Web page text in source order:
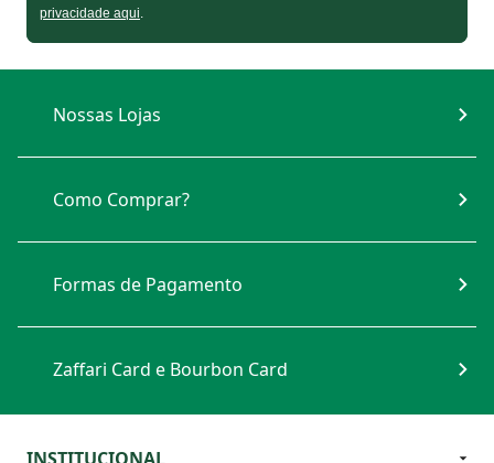
Como Comprar?
Formas de Pagamento
Zaffari Card e Bourbon Card
INSTITUCIONAL